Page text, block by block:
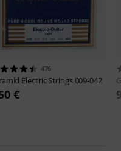
476
Electric Strings 009-042
€